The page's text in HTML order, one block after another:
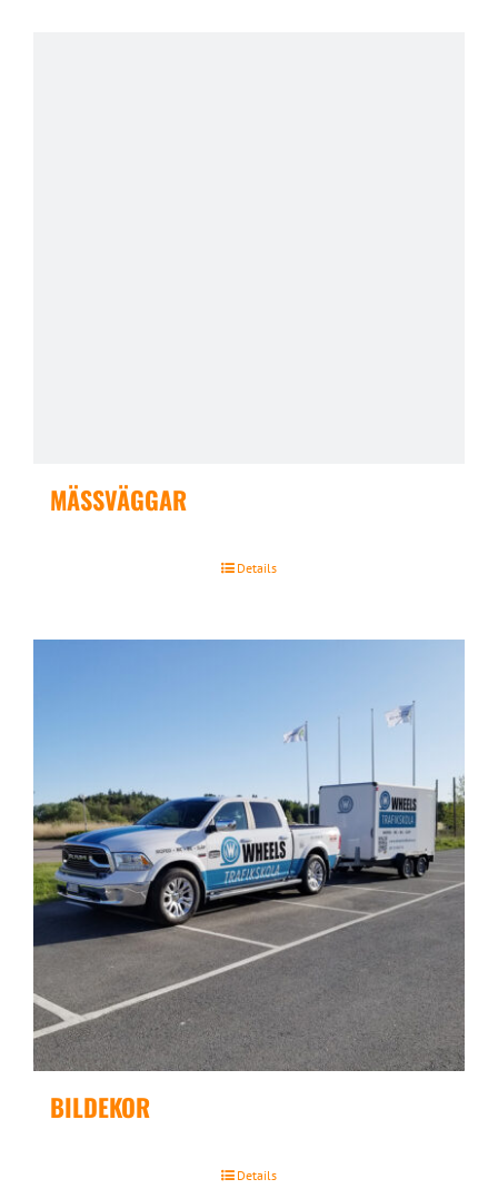
MÄSSVÄGGAR
Details
BILDEKOR
Details